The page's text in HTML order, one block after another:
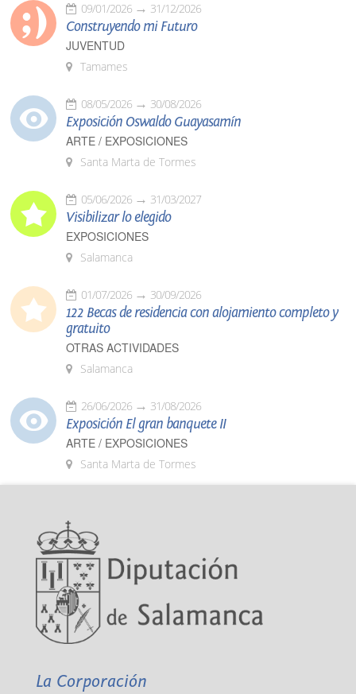
09/01/2026 31/12/2026
Construyendo mi Futuro
JUVENTUD
Tamames
08/05/2026 30/08/2026
Exposición Oswaldo Guayasamín
ARTE / EXPOSICIONES
Santa Marta de Tormes
05/06/2026 31/03/2027
Visibilizar lo elegido
EXPOSICIONES
Salamanca
01/07/2026 30/09/2026
122 Becas de residencia con alojamiento completo y
gratuito
OTRAS ACTIVIDADES
Salamanca
26/06/2026 31/08/2026
Exposición El gran banquete II
ARTE / EXPOSICIONES
Santa Marta de Tormes
La Corporación